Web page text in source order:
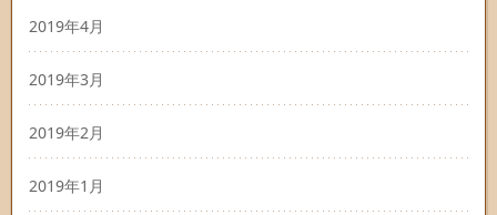
2019年4月
2019年3月
2019年2月
2019年1月